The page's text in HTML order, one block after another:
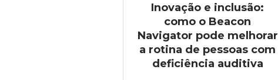
Inovação e inclusão:
como o Beacon
Navigator pode melhorar
a rotina de pessoas com
deficiência auditiva